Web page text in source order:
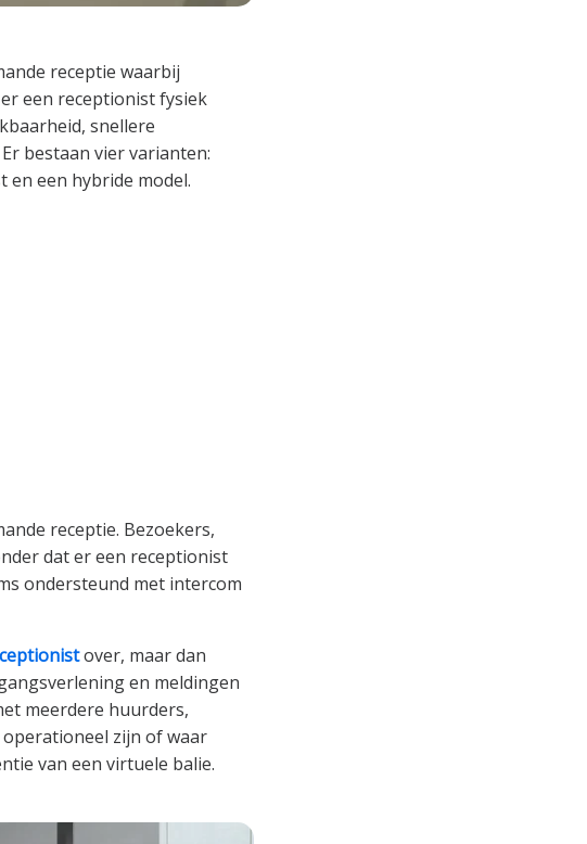
receptie waarbij
een receptionist fysiek
snellere
bestaan vier varianten:
en een hybride model.
receptie. Bezoekers,
dat er een receptionist
ondersteund met intercom
over, maar dan
en meldingen
meerdere huurders,
zijn of waar
van een virtuele balie.